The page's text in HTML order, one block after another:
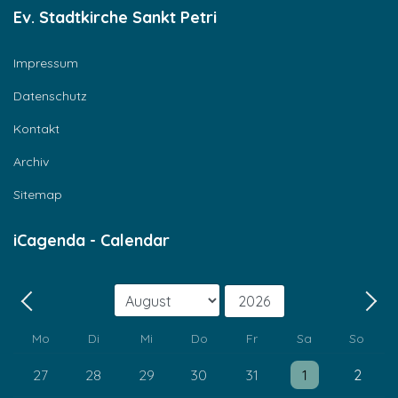
Ev. Stadtkirche Sankt Petri
Impressum
Datenschutz
Kontakt
Archiv
Sitemap
iCagenda - Calendar
Zurück - Monat
Jahr
Mo
Di Mi Do Fr Sa So
27 28 29 30 31
Einzelne Veranstaltung
1
Einzelne 2